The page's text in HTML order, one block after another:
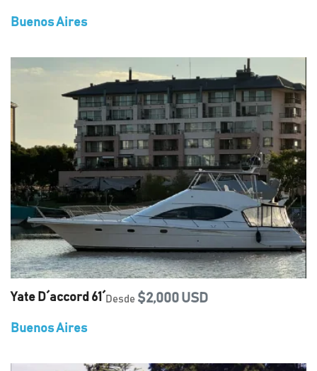
Buenos Aires
Yate D´accord 61´ Desde $2,000 USD
Buenos Aires